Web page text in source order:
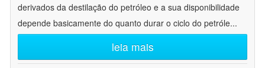
derivados da destilação do petróleo e a sua disponibilidade
depende basicamente do quanto durar o ciclo do petróle...
leia mais